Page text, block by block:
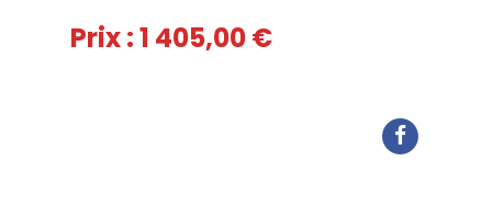
Prix : 1 405,00 €